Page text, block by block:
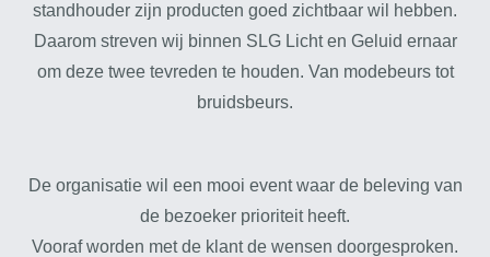
standhouder zijn producten goed zichtbaar wil hebben.
Daarom streven wij binnen SLG Licht en Geluid ernaar
om deze twee tevreden te houden. Van modebeurs tot
bruidsbeurs.
De organisatie wil een mooi event waar de beleving van
de bezoeker prioriteit heeft.
Vooraf worden met de klant de wensen doorgesproken.